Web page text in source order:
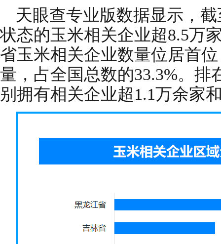
天眼查专业版数据显示，
状态的玉米相关企业超8.5万
省玉米相关企业数量位居首
量，占全国总数的33.3%。
别拥有相关企业超1.1万余家